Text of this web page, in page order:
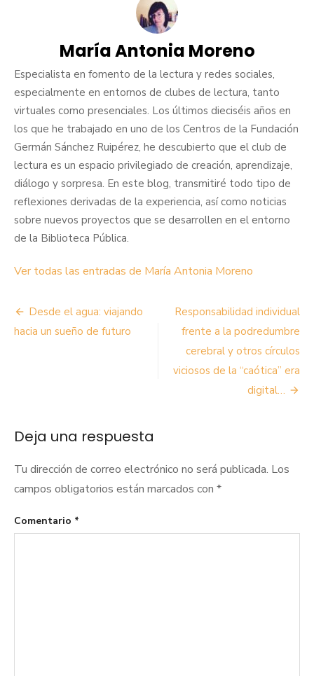
María Antonia Moreno
Especialista en fomento de la lectura y redes sociales,
especialmente en entornos de clubes de lectura, tanto
virtuales como presenciales. Los últimos dieciséis años en
los que he trabajado en uno de los Centros de la Fundación
Germán Sánchez Ruipérez, he descubierto que el club de
lectura es un espacio privilegiado de creación, aprendizaje,
diálogo y sorpresa. En este blog, transmitiré todo tipo de
reflexiones derivadas de la experiencia, así como noticias
sobre nuevos proyectos que se desarrollen en el entorno
de la Biblioteca Pública.
Ver todas las entradas de María Antonia Moreno
Navegación
de
Desde el agua: viajando
hacia un sueño de futuro
Responsabilidad individual
frente a la podredumbre
cerebral y otros círculos
viciosos de la “caótica” era
digital…
Deja una respuesta
Tu dirección de correo electrónico no será publicada. Los
campos obligatorios están marcados con *
Comentario *